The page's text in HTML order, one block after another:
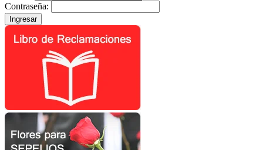
Contraseña: